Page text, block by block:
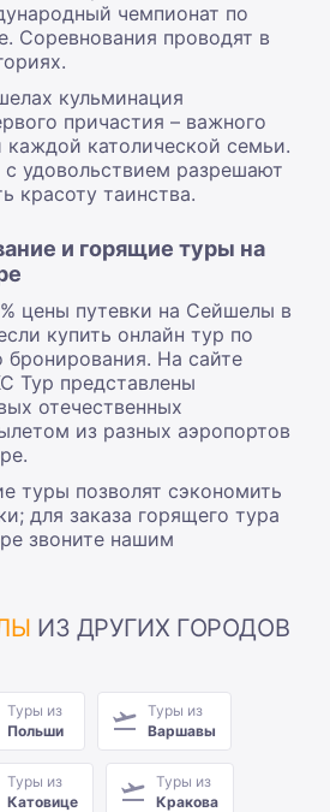
чемпионат по
Соревнования проводят в
кульминация
причастия – важного
католической семьи.
удовольствием разрешают
красоту таинства.
и горящие туры на
цены путевки на Сейшелы в
купить онлайн тур по
бронирования. На сайте
Тур представлены
отечественных
из разных аэропортов
туры позволят сэкономить
для заказа горящего тура
звоните нашим
ИЗ ДРУГИХ ГОРОДОВ
Туры из
Польши
Туры из
Варшавы
Туры из
Катовице
Туры из
Кракова